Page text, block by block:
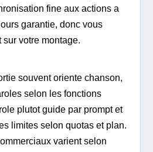
fine aux actions a
garantie, donc vous
votre montage.
souvent oriente chanson,
selon les fonctions
plutot guide par prompt et
limites selon quotas et plan.
varient selon